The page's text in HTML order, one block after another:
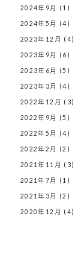
2024年9月 (1)
2024年5月 (4)
2023年12月 (4)
2023年9月 (6)
2023年6月 (5)
2023年3月 (4)
2022年12月 (3)
2022年9月 (5)
2022年5月 (4)
2022年2月 (2)
2021年11月 (3)
2021年7月 (1)
2021年3月 (2)
2020年12月 (4)